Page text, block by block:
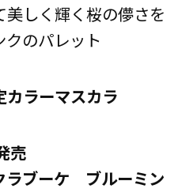
しく輝く桜の儚さを
のパレット
ラーマスカラ
売
ブーケ ブルーミン